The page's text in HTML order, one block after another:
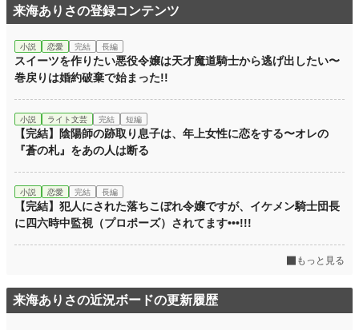
来海ありさの登録コンテンツ
小説 恋愛 完結 長編
スイーツを作りたい悪役令嬢は天才魔道騎士から逃げ出したい〜
巻戻りは婚約破棄で始まった!!
小説 ライト文芸 完結 短編
【完結】陰陽師の跡取り息子は、年上女性に恋をする〜オレの
『蒼の札』をあの人は断る
小説 恋愛 完結 長編
【完結】犯人にされた落ちこぼれ令嬢ですが、イケメン騎士団長
に四六時中監視（プロポーズ）されてます•••!!!
もっと見る
来海ありさの近況ボードの更新履歴